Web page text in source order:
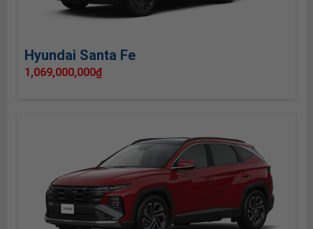
Hyundai Santa Fe
1,069,000,000₫